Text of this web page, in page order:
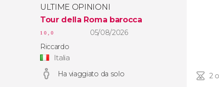
ULTIME OPINIONI
Tour della Roma barocca
10,0
05/08/2026
Riccardo
Italia
Ha viaggiato da solo 2